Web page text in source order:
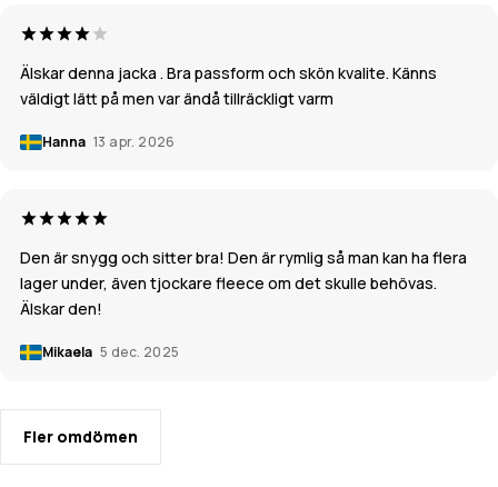
Älskar denna jacka . Bra passform och skön kvalite. Känns
väldigt lätt på men var ändå tillräckligt varm
Hanna 13 apr. 2026
Den är snygg och sitter bra! Den är rymlig så man kan ha flera
lager under, även tjockare fleece om det skulle behövas.
Älskar den!
Mikaela 5 dec. 2025
Fler omdömen